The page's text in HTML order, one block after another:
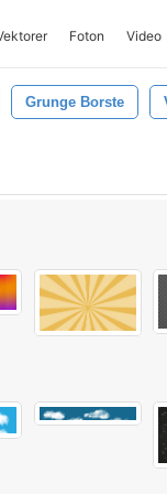
Foton Video
Grunge Borste